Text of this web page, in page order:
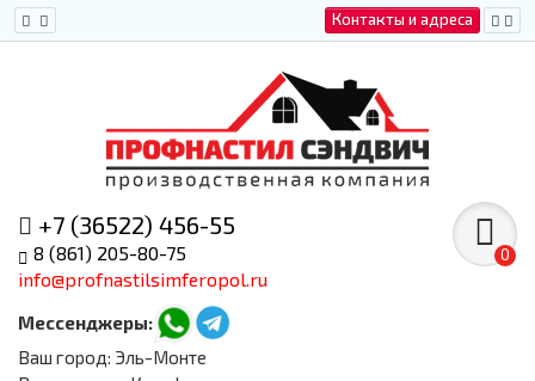
Контакты и адреса
+7 (36522) 456-55
8 (861) 205-80-75
info@profnastilsimferopol.ru
Мессенджеры:
0
Ваш город: Эль-Монте